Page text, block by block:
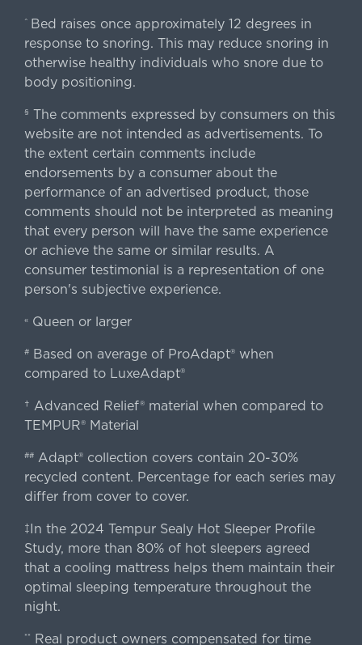
^ Bed raises once approximately 12 degrees in
response to snoring. This may reduce snoring in
otherwise healthy individuals who snore due to
body positioning.
§ The comments expressed by consumers on this
website are not intended as advertisements. To
the extent certain comments include
endorsements by a consumer about the
performance of an advertised product, those
comments should not be interpreted as meaning
that every person will have the same experience
or achieve the same or similar results. A
consumer testimonial is a representation of one
person's subjective experience.
«Queen or larger
#Based on average of ProAdapt® when
compared to LuxeAdapt®
† Advanced Relief® material when compared to
TEMPUR® Material
##Adapt® collection covers contain 20-30%
recycled content. Percentage for each series may
differ from cover to cover.
‡In the 2024 Tempur Sealy Hot Sleeper Profile
Study, more than 80% of hot sleepers agreed
that a cooling mattress helps them maintain their
optimal sleeping temperature throughout the
night.
** Real product owners compensated for time